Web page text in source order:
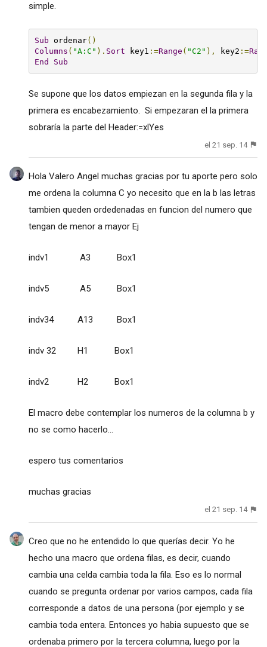
simple.
Sub ordenar()
Columns ( "A:C" ). Sort key1 :=Range ( "C2" ), key2 :=
End
Sub
Se supone que los datos empiezan en la segunda fila y la
primera es encabezamiento. Si empezaran el la primera
sobraría la parte del Header:=xlYes
el 21 sep. 14
Hola Valero Angel muchas gracias por tu aporte pero solo
me ordena la columna C yo necesito que en la b las letras
tambien queden ordedenadas en funcion del numero que
tengan de menor a mayor Ej
indv1 A3 Box1
indv5 A5 Box1
indv34 A13 Box1
indv 32 H1 Box1
indv2 H2 Box1
El macro debe contemplar los numeros de la columna b y
no se como hacerlo...
espero tus comentarios
muchas gracias
el 21 sep. 14
Creo que no he entendido lo que querías decir. Yo he
hecho una macro que ordena filas, es decir, cuando
cambia una celda cambia toda la fila. Eso es lo normal
cuando se pregunta ordenar por varios campos, cada fila
corresponde a datos de una persona (por ejemplo y se
cambia toda entera. Entonces yo habia supuesto que se
ordenaba primero por la tercera columna, luego por la